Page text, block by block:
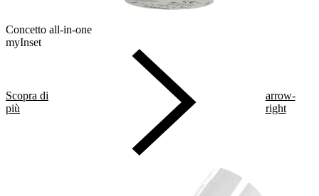
Concetto all-in-one
myInset
Scopra di
più
arrow-
right